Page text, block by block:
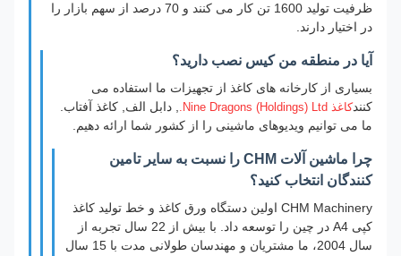
ظرفیت تولید 1600 تن کار می کنند و 70 درصد از سهم بازار را
در اختیار دارند.
آیا در منطقه من کیس نصب دارید؟
بسیاری از کارخانه های کاغذ از تجهیزات ما استفاده می
کاغذ Nine Dragons (Holdings) Ltd.
, دابل الف, کاغذ آفتاب.
ما می توانیم ویدیوهای ماشینی را از کشور شما ارائه دهیم.
چرا ماشین آلات CHM را نسبت به سایر تامین
کنندگان انتخاب کنید؟
CHM Machinery اولین دستگاه ورق کاغذ و خط تولید کاغذ
کپی A4 در چین را توسعه داد. با بیش از 22 سال تجربه از
سال 2004، ما مشتریان و مهندسان طولانی مدت با 15 سال